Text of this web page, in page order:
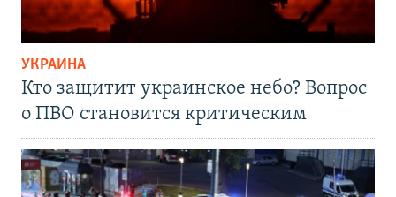
УКРАИНА
Кто защитит украинское небо? Вопрос
о ПВО становится критическим